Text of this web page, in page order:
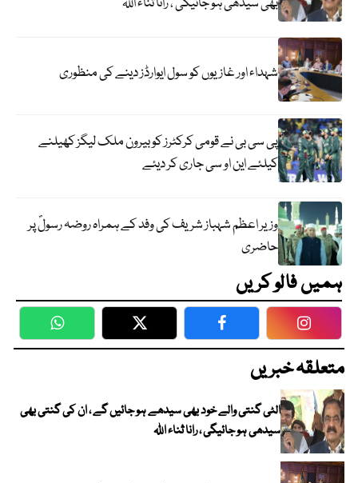
شہداء اور غازیوں کو سول ایوارڈز دینے کی منظوری
پی سی بی نے قومی کرکٹرز کو بیرون ملک لیگز کھیلنے
کیلئے این او سی جاری کر دیئے
وزیر اعظم شہباز شریف کی وفد کے ہمراہ روضہ رسولؐ پر
حاضری
ہمیں فالو کریں
WhatsApp Twitter Facebook
متعلقہ خبریں
الٹی گنتی والے خود بھی سیدھے ہو جائیں گے ، ان کی گنتی بھی
سیدھی ہو جائیگی ، رانا ثناء اللہ